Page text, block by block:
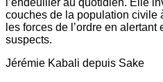
l’endeuiller au quotidien. Elle
couches de la population civile
les forces de l’ordre en
suspects.
Jérémie Kabali depuis Sake